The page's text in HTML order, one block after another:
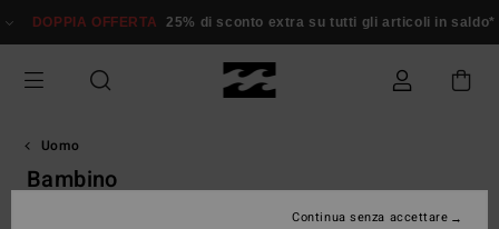
alla
griglie
prodotti
OFFERTA 25% di sconto extra su tutti gli articoli in saldo* Donna
Uomo
Bambino
Continua senza accettare